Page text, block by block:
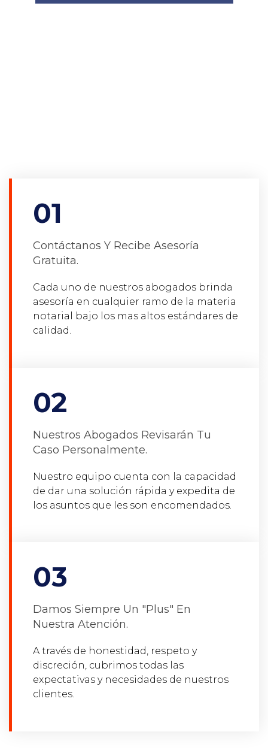
01
Contáctanos Y Recibe Asesoría
Gratuita.
Cada uno de nuestros abogados brinda
asesoría en cualquier ramo de la materia
notarial bajo los mas altos estándares de
calidad.
02
Nuestros Abogados Revisarán Tu
Caso Personalmente.
Nuestro equipo cuenta con la capacidad
de dar una solución rápida y expedita de
los asuntos que les son encomendados.
03
Damos Siempre Un ″plus″ En
Nuestra Atención.
A través de honestidad, respeto y
discreción, cubrimos todas las
expectativas y necesidades de nuestros
clientes.